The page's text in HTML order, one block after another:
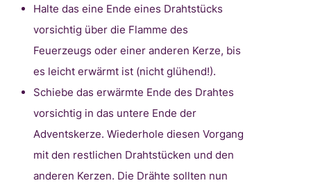
Halte das eine Ende eines Drahtstücks
vorsichtig über die Flamme des
Feuerzeugs oder einer anderen Kerze, bis
es leicht erwärmt ist (nicht glühend!).
Schiebe das erwärmte Ende des Drahtes
vorsichtig in das untere Ende der
Adventskerze. Wiederhole diesen Vorgang
mit den restlichen Drahtstücken und den
anderen Kerzen. Die Drähte sollten nun